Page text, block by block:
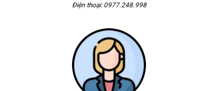
Điện thoại: 0977.248.998